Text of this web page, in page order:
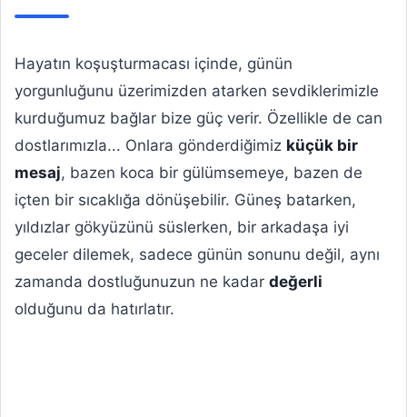
Hayatın koşuşturmacası içinde, günün
yorgunluğunu üzerimizden atarken sevdiklerimizle
kurduğumuz bağlar bize güç verir. Özellikle de can
dostlarımızla... Onlara gönderdiğimiz küçük bir
mesaj, bazen koca bir gülümsemeye, bazen de
içten bir sıcaklığa dönüşebilir. Güneş batarken,
yıldızlar gökyüzünü süslerken, bir arkadaşa iyi
geceler dilemek, sadece günün sonunu değil, aynı
zamanda dostluğunuzun ne kadar değerli
olduğunu da hatırlatır.